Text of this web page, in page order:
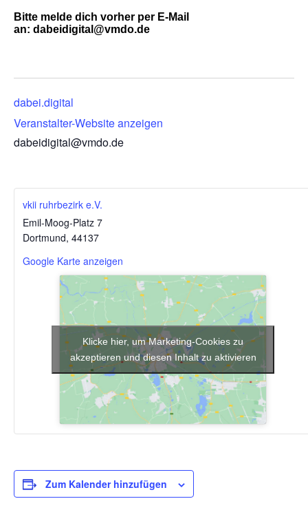
Bitte melde dich vorher per E-Mail
an: dabeidigital@vmdo.de
dabei.digital
Veranstalter-Website anzeigen
dabeidigital@vmdo.de
vkii ruhrbezirk e.V.
Emil-Moog-Platz 7
Dortmund, 44137
Google Karte anzeigen
Klicke hier, um Marketing-Cookies zu
akzeptieren und diesen Inhalt zu aktivieren
Zum Kalender hinzufügen